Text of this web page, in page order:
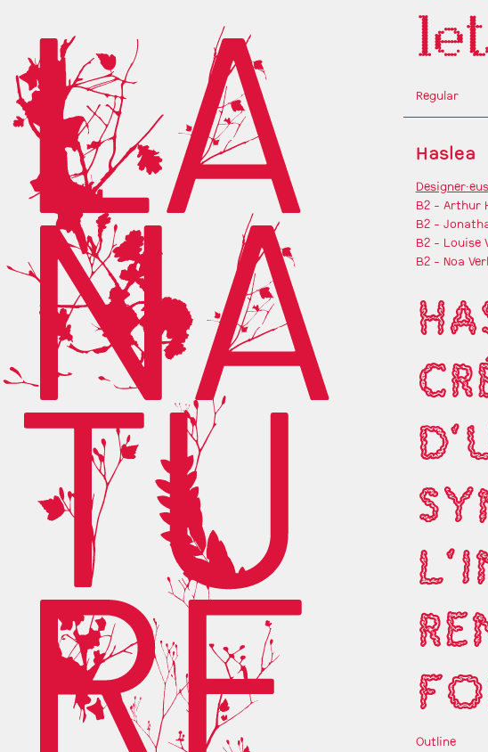
LA
NA
TU
RE
Regular
Haslea
B2 - Arthur
B2 -
B2 - Louise
B2 - Noa
Outline